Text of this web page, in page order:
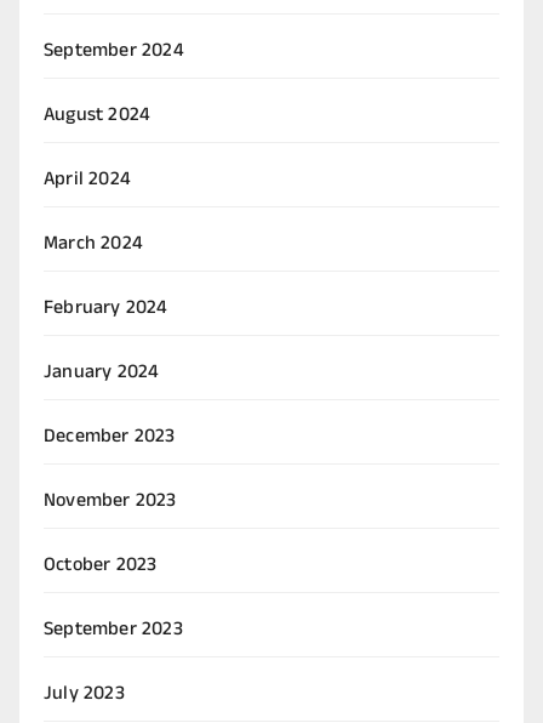
September 2024
August 2024
April 2024
March 2024
February 2024
January 2024
December 2023
November 2023
October 2023
September 2023
July 2023